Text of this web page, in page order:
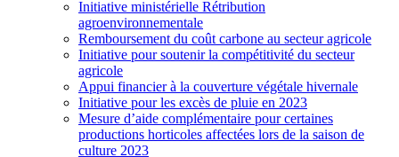
Initiative ministérielle Rétribution
agroenvironnementale
Remboursement du coût carbone au secteur agricole
Initiative pour soutenir la compétitivité du secteur
agricole
Appui financier à la couverture végétale hivernale
Initiative pour les excès de pluie en 2023
Mesure d’aide complémentaire pour certaines
productions horticoles affectées lors de la saison de
culture 2023